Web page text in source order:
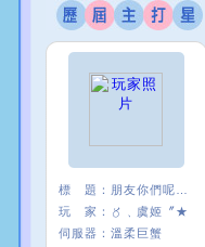
標 題：
玩 家：
〥﹑虞姬〞★
伺服器： 溫柔巨蟹